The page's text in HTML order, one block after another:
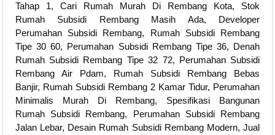
Tahap 1, Cari Rumah Murah Di Rembang Kota, Stok
Rumah Subsidi Rembang Masih Ada, Developer
Perumahan Subsidi Rembang, Rumah Subsidi Rembang
Tipe 30 60, Perumahan Subsidi Rembang Tipe 36, Denah
Rumah Subsidi Rembang Tipe 32 72, Perumahan Subsidi
Rembang Air Pdam, Rumah Subsidi Rembang Bebas
Banjir, Rumah Subsidi Rembang 2 Kamar Tidur, Perumahan
Minimalis Murah Di Rembang, Spesifikasi Bangunan
Rumah Subsidi Rembang, Perumahan Subsidi Rembang
Jalan Lebar, Desain Rumah Subsidi Rembang Modern, Jual